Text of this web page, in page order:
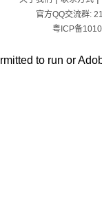
官方QQ交流群:
粤ICP备
to run or